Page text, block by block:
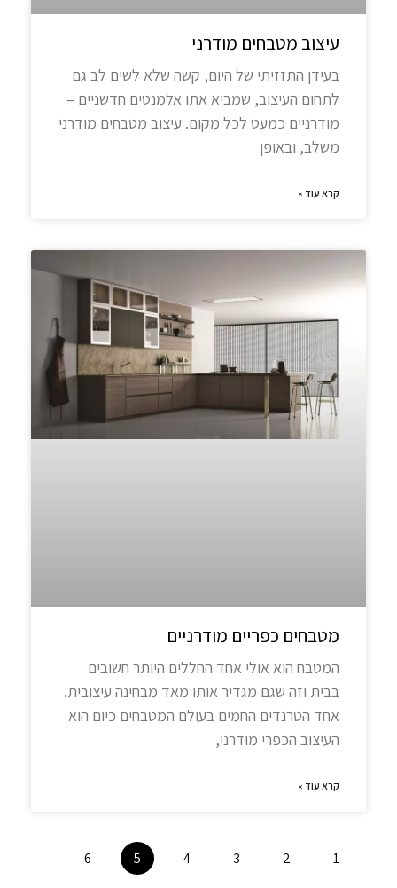
עיצוב מטבחים מודרני
בעידן התזזיתי של היום, קשה שלא לשים לב גם
לתחום העיצוב, שמביא אתו אלמנטים חדשניים –
מודרניים כמעט לכל מקום. עיצוב מטבחים מודרני
משלב, ובאופן
קרא עוד »
מטבחים כפריים מודרניים
המטבח הוא אולי אחד החללים היותר חשובים
בבית וזה שגם מגדיר אותו מאד מבחינה עיצובית.
אחד הטרנדים החמים בעולם המטבחים כיום הוא
העיצוב הכפרי מודרני,
קרא עוד »
1
2
3
4
5
6